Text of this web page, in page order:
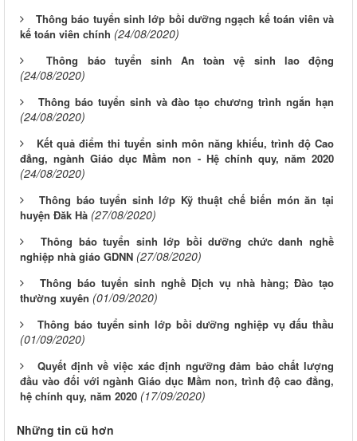
Thông báo tuyển sinh lớp bồi dưỡng ngạch kế toán viên và
kế toán viên chính (24/08/2020)
Thông báo tuyển sinh An toàn vệ sinh lao động
(24/08/2020)
Thông báo tuyển sinh và đào tạo chương trình ngắn hạn
(24/08/2020)
Kết quả điểm thi tuyển sinh môn năng khiếu, trình độ Cao
đẳng, ngành Giáo dục Mầm non - Hệ chính quy, năm 2020
(24/08/2020)
Thông báo tuyển sinh lớp Kỹ thuật chế biến món ăn tại
huyện Đăk Hà (27/08/2020)
Thông báo tuyển sinh lớp bồi dưỡng chức danh nghề
nghiệp nhà giáo GDNN (27/08/2020)
Thông báo tuyển sinh nghề Dịch vụ nhà hàng; Đào tạo
thường xuyên (01/09/2020)
Thông báo tuyển sinh lớp bồi dưỡng nghiệp vụ đấu thầu
(01/09/2020)
Quyết định về việc xác định ngưỡng đảm bảo chất lượng
đầu vào đối với ngành Giáo dục Mầm non, trình độ cao đẳng,
hệ chính quy, năm 2020 (17/09/2020)
Những tin cũ hơn